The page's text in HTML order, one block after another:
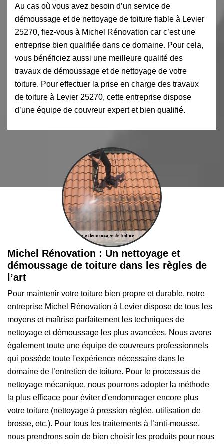
Au cas où vous avez besoin d’un service de
démoussage et de nettoyage de toiture fiable à Levier
25270, fiez-vous à Michel Rénovation car c’est une
entreprise bien qualifiée dans ce domaine. Pour cela,
vous bénéficiez aussi une meilleure qualité des
travaux de démoussage et de nettoyage de votre
toiture. Pour effectuer la prise en charge des travaux
de toiture à Levier 25270, cette entreprise dispose
d’une équipe de couvreur expert et bien qualifié.
Michel Rénovation : Un nettoyage et
démoussage de toiture dans les règles de
l’art
Pour maintenir votre toiture bien propre et durable, notre
entreprise Michel Rénovation à Levier dispose de tous les
moyens et maîtrise parfaitement les techniques de
nettoyage et démoussage les plus avancées. Nous avons
également toute une équipe de couvreurs professionnels
qui possède toute l'expérience nécessaire dans le
domaine de l’entretien de toiture. Pour le processus de
nettoyage mécanique, nous pourrons adopter la méthode
la plus efficace pour éviter d'endommager encore plus
votre toiture (nettoyage à pression réglée, utilisation de
brosse, etc.). Pour tous les traitements à l’anti-mousse,
nous prendrons soin de bien choisir les produits pour nous